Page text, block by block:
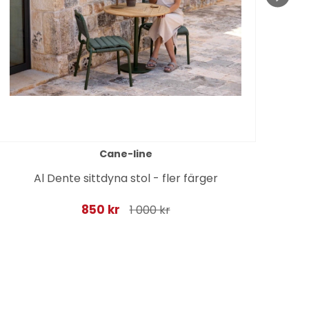
Cane-line
Al Dente sittdyna stol - fler färger
850 kr 1 000 kr